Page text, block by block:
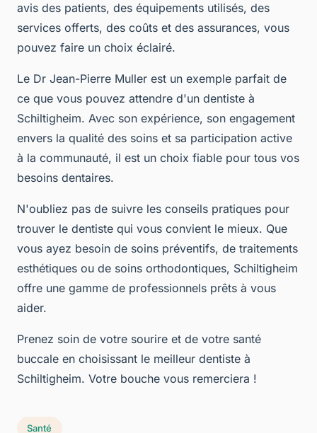
avis des patients, des équipements utilisés, des
services offerts, des coûts et des assurances, vous
pouvez faire un choix éclairé.
Le Dr Jean-Pierre Muller est un exemple parfait de
ce que vous pouvez attendre d'un dentiste à
Schiltigheim. Avec son expérience, son engagement
envers la qualité des soins et sa participation active
à la communauté, il est un choix fiable pour tous vos
besoins dentaires.
N'oubliez pas de suivre les conseils pratiques pour
trouver le dentiste qui vous convient le mieux. Que
vous ayez besoin de soins préventifs, de traitements
esthétiques ou de soins orthodontiques, Schiltigheim
offre une gamme de professionnels prêts à vous
aider.
Prenez soin de votre sourire et de votre santé
buccale en choisissant le meilleur dentiste à
Schiltigheim. Votre bouche vous remerciera !
Santé